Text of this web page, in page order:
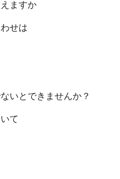
ますか
せは
いとできませんか？
て